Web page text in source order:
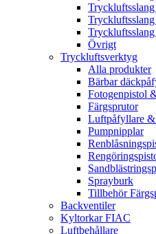
Övrigt
Tryckluftsverktyg
Alla produkter
Bärbar
Fotogenpistol
Färgsprutor
Luftpåfyllare
Pumpnipplar
Sprayburk
Tillbehör
Backventiler
Kyltorkar FIAC
Luftbehållare